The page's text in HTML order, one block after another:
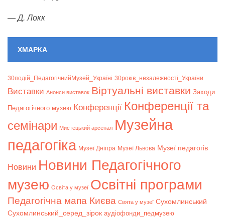
—Д. Локк
ХМАРКА
30подій_ПедагогічнийМузей_Україні 30років_незалежності_України
Bиставки Анонси виставок Віртуальні виставки Заходи
Педагогічного музею Конференції Конференції та
семінари Мистецький арсенал Музейна
педагогіка Музеї Дніпра Музеї Львова Музеї педагогів
Новини Новини Педагогічного
музею Освіта у музеї Освітні програми
Педагогічна мапа Києва Свята у музеї Сухомлинський
Сухомлинський_серед_зірок аудіофонди_педмузею